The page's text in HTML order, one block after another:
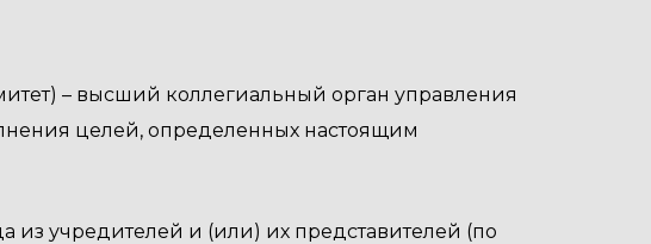
– высший коллегиальный орган управления
целей, определенных настоящим
из учредителей и (или) их представителей (по